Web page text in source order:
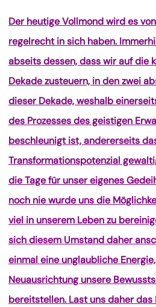
Der heutige Vollmond wird es
regelrecht in sich haben.
abseits dessen, dass wir auf die
Dekade zusteuern, in den zwei
dieser Dekade, weshalb
des Prozesses des geistigen
beschleunigt ist, andererseits
Transformationspotenzial
die Tage für unser eigenes
noch nie wurde uns die
viel in unserem Leben zu
sich diesem Umstand daher
einmal eine unglaubliche
Neuausrichtung unsere
bereitstellen. Last uns daher